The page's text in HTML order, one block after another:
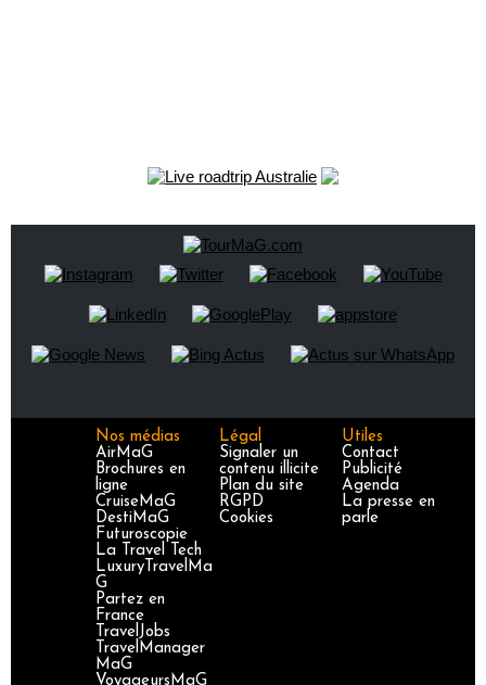
Nos médias
AirMaG
Brochures en
ligne
CruiseMaG
DestiMaG
Futuroscopie
La Travel Tech
LuxuryTravelMa
G
Partez en
France
TravelJobs
TravelManager
MaG
VoyageursMaG
Légal
Signaler un
contenu illicite
Plan du site
RGPD
Cookies
Utiles
Contact
Publicité
Agenda
La presse en
parle